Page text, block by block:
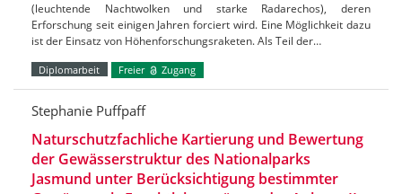
(leuchtende Nachtwolken und starke Radarechos), deren
Erforschung seit einigen Jahren forciert wird. Eine Möglichkeit dazu
ist der Einsatz von Höhenforschungsraketen. Als Teil der…
Diplomarbeit Freier Zugang
Stephanie Puffpaff
Naturschutzfachliche Kartierung und Bewertung
der Gewässerstruktur des Nationalparks
Jasmund unter Berücksichtigung bestimmter